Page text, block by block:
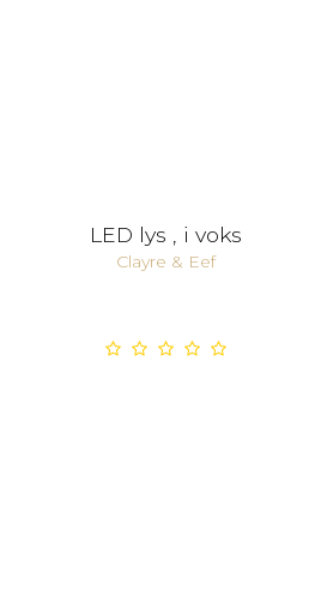
LED lys , i voks
Clayre & Eef